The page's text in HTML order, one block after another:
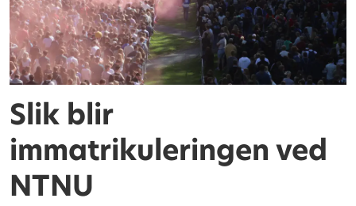
Slik blir
immatrikuleringen ved
NTNU